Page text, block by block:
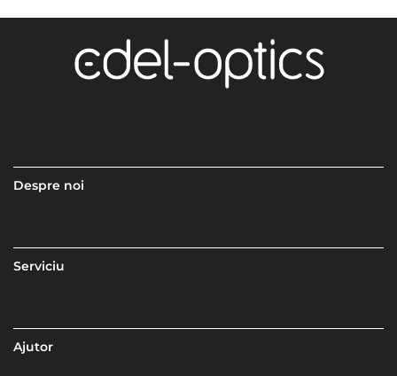
Despre noi
Serviciu
Ajutor